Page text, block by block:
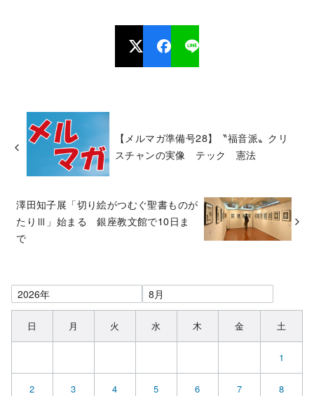
【メルマガ準備号28】〝福音派〟クリ
スチャンの実像 テック 憲法
澤田知子展「切り絵がつむぐ聖書ものが
たりⅢ」始まる 銀座教文館で10日ま
で
日 月 火 水 木 金 土
1
2 3 4 5 6 7 8